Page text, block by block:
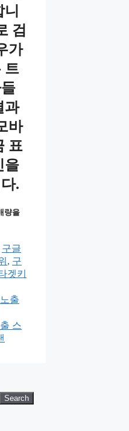
검
가
트
과
바
표
을
.
량을
구글
, 구
겟키
출
스
Search